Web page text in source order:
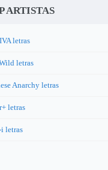
ARTISTAS
letras
letras
Anarchy letras
letras
letras